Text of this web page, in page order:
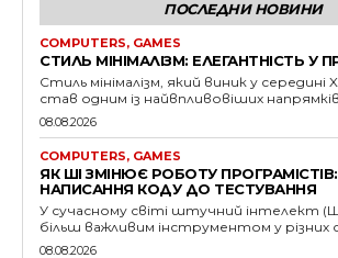
ПОСЛЕДНИ НОВИНИ
COMPUTERS, GAMES
СТИЛЬ МІНІМАЛІЗМ: ЕЛЕГАНТНІСТЬ У
Стиль мінімалізм, який виник у
став одним із найвпливовіших
08.08.2026
COMPUTERS, GAMES
ЯК ШІ ЗМІНЮЄ РОБОТУ ПРОГРАМІСТІВ:
НАПИСАННЯ КОДУ ДО ТЕСТУВАННЯ
У сучасному світі штучний інтелект
більш важливим інструментом у різних
08.08.2026